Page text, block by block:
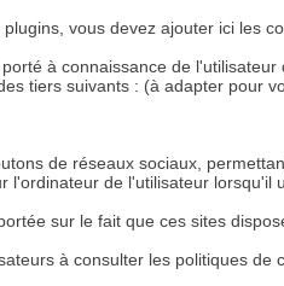
vous devez ajouter ici les
à connaissance de
tiers suivants : (à adapter pour
de réseaux sociaux,
l'ordinateur de l'utilisateur lorsqu'il
sur le fait que ces sites
à consulter les politiques